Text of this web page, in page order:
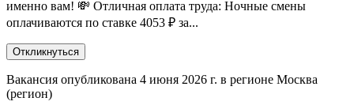
именно вам! 💸 Отличная оплата труда: Ночные смены
оплачиваются по ставке 4053 ₽ за...
Откликнуться
Вакансия опубликована 4 июня 2026 г. в регионе Москва
(регион)